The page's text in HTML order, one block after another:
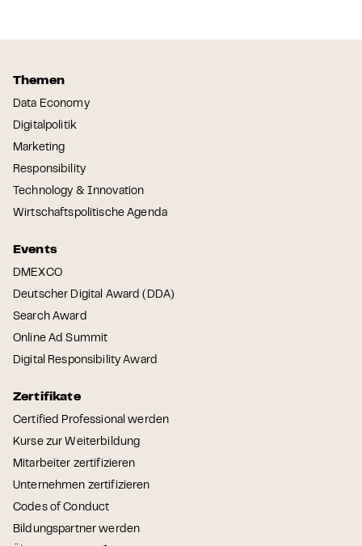
Themen
Data Economy
Digitalpolitik
Marketing
Responsibility
Technology & Innovation
Wirtschaftspolitische Agenda
Events
DMEXCO
Deutscher Digital Award (DDA)
Search Award
Online Ad Summit
Digital Responsibility Award
Zertifikate
Certified Professional werden
Kurse zur Weiterbildung
Mitarbeiter zertifizieren
Unternehmen zertifizieren
Codes of Conduct
Bildungspartner werden